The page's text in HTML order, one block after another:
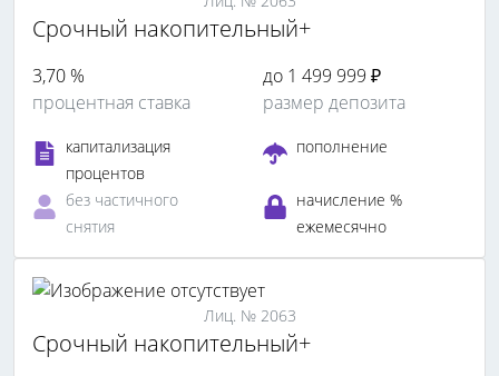
Срочный накопительный+
3,70 %
процентная ставка
до 1 499 999 ₽
размер депозита
капитализация
процентов
пополнение
без частичного
снятия
начисление %
ежемесячно
Лиц. № 2063
Срочный накопительный+